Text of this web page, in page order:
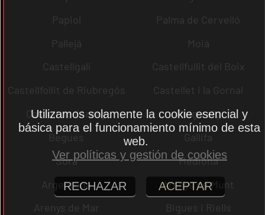
Papiol
Palma de Cervelló
Pallejà
Moià
Castellgalí
Castellfullit del Boix
Castellfollit de Riubregós
Castellet i la Gornal
Castell de l´Areny
Puig-reig
Begues
Gallifa
Sora
Mediona
Argentona
Arenys de Munt
Arenys de Mar
Bigues i Riells
Utilizamos solamente la cookie esencial y
básica para el funcionamiento mínimo de esta
web.
Ver políticas y gestión de cookies
RECHAZAR ACEPTAR